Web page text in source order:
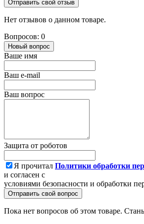
Отправить свой отзыв
Нет отзывов о данном товаре.
Вопросов: 0
Новый вопрос
Ваше имя
Ваш e-mail
Ваш вопрос
Защита от роботов
Я прочитал Политики обработки
и согласен с
условиями безопасности и обработки
Отправить свой вопрос
Пока нет вопросов об этом товаре.